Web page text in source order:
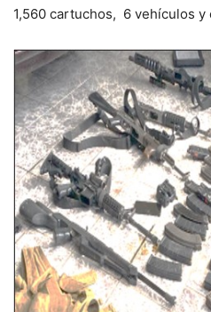
1,560 cartuchos, 6 vehículos